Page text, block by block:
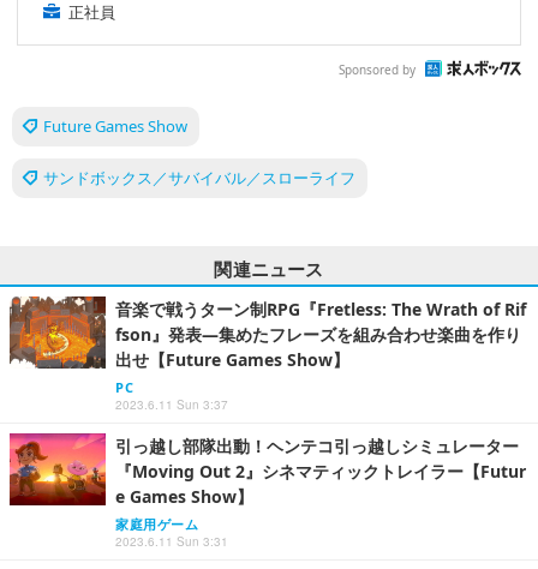
正社員
Sponsored by
Future Games Show
サンドボックス／サバイバル／スローライフ
関連ニュース
音楽で戦うターン制RPG『Fretless: The Wrath of Rif
fson』発表―集めたフレーズを組み合わせ楽曲を作り
出せ【Future Games Show】
PC
2023.6.11 Sun 3:37
引っ越し部隊出動！ヘンテコ引っ越しシミュレーター
『Moving Out 2』シネマティックトレイラー【Futur
e Games Show】
家庭用ゲーム
2023.6.11 Sun 3:31